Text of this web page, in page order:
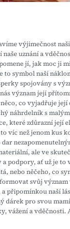
výjimečnost
uznání a
jí, jak moc ji
to symbol naší
spojovány s
význam její
co vyjadřuje její
náhrdelník s
které zdůrazní její
víc než jenom kus
ale ve
podpory, ať už je
nebo něčeho, co
svůj význam
připomínkou naší
dárek pro svou
vážení a